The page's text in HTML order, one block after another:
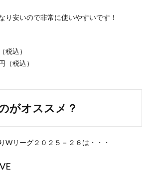
り安いので非常に使いやすいです！
税込）
（税込）
がオススメ？
Wリーグ２０２５－２６は・・・